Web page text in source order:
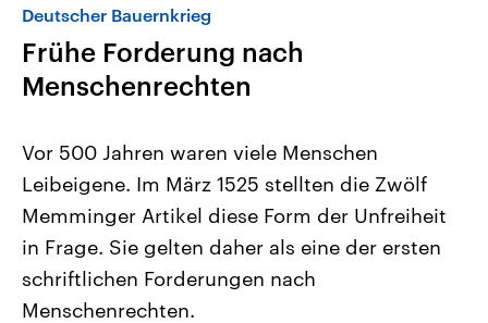
Landtagswahl Sachsen-Anhalt
2026
Alle Informationen
Sachsen-Anhalt wählt am 6.
September 2026 einen neuen
Landtag. Seit 2021 wird das
Bundesland von einer Koalition aus
Aktuelle Beiträge,
Hintergründe
Wirtschaftlich und
gehören die Vereinigten
den mächtigsten Ländern
Deutscher Bauernkrieg
Frühe Forderung nach
Menschenrechten
Vor 500 Jahren waren viele Menschen
Leibeigene. Im März 1525 stellten die Zwölf
Memminger Artikel diese Form der Unfreiheit
in Frage. Sie gelten daher als eine der ersten
schriftlichen Forderungen nach
Menschenrechten.